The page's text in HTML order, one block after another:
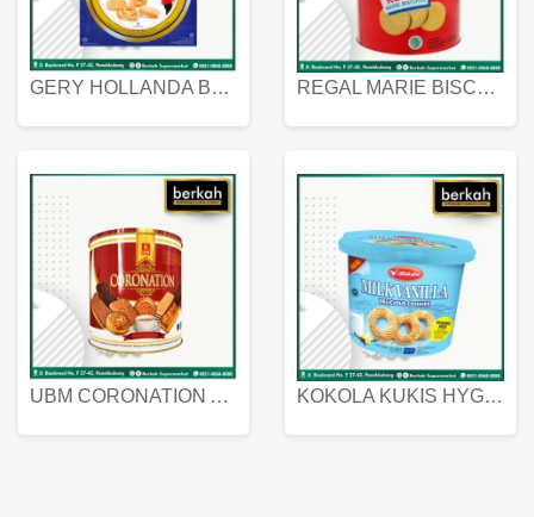
GERY HOLLANDA BUTTER COOKIES 450 GRAM REGAL MARIE BISCUIT KALENG 550 GRAM
UBM CORONATION ASSORTED BISKUIT KALENG 450 GRAM KOKOLA KUKIS HYGIENIC MILK VANILLA PACK 320 GR